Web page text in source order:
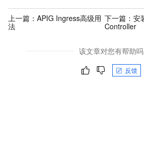
上一篇： APIG Ingress高级用
法
下一篇：安
Controller
该文章对您有帮助吗
反馈